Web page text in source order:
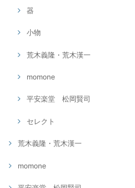
器
小物
荒木義隆・荒木漢一
momone
平安楽堂 松岡賢司
セレクト
荒木義隆・荒木漢一
momone